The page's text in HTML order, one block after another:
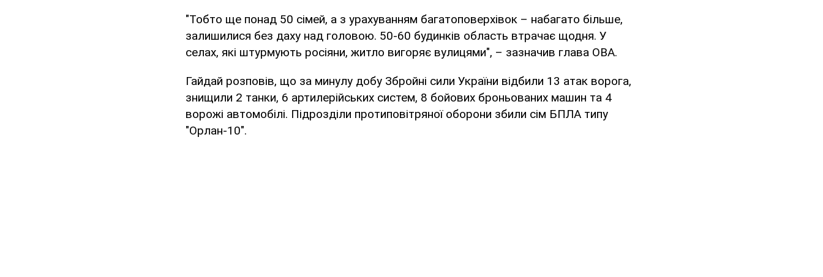
"Тобто ще понад 50 сімей, а з урахуванням багатоповерхівок – набагато більше,
залишилися без даху над головою. 50-60 будинків область втрачає щодня. У
селах, які штурмують росіяни, житло вигоряє вулицями", – зазначив глава ОВА.
Гайдай розповів, що за минулу добу Збройні сили України відбили 13 атак ворога,
знищили 2 танки, 6 артилерійських систем, 8 бойових броньованих машин та 4
ворожі автомобілі. Підрозділи протиповітряної оборони збили сім БПЛА типу
"Орлан-10".